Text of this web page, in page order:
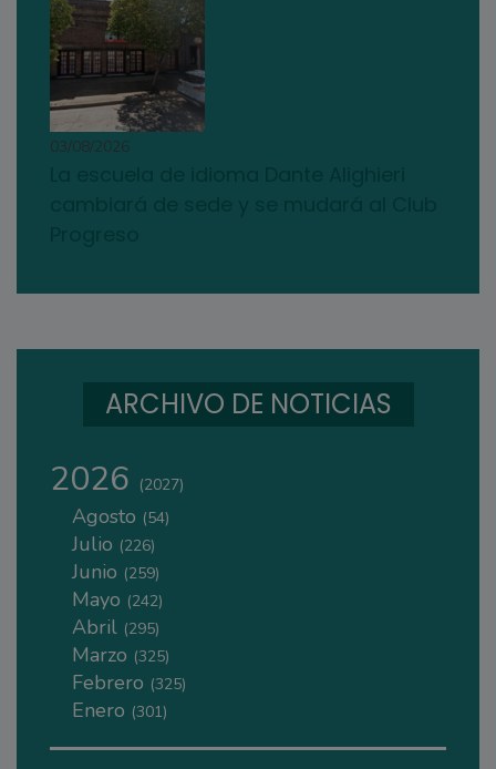
03/08/2026
ARCHIVO DE NOTICIAS
2026 (2027)
Agosto (54)
Julio (226)
Junio (259)
Mayo (242)
Abril (295)
Marzo (325)
Febrero (325)
Enero (301)